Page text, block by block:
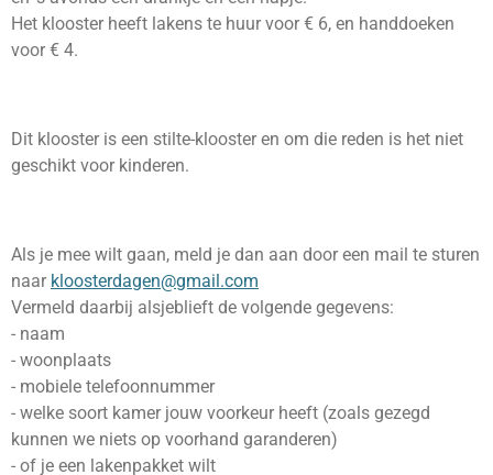
Het klooster heeft lakens te huur voor € 6, en handdoeken
voor € 4.
Dit klooster is een stilte-klooster en om die reden is het niet
geschikt voor kinderen.
Als je mee wilt gaan, meld je dan aan door een mail te sturen
naar kloosterdagen@gmail.com
Vermeld daarbij alsjeblieft de volgende gegevens:
- naam
- woonplaats
- mobiele telefoonnummer
- welke soort kamer jouw voorkeur heeft (zoals gezegd
kunnen we niets op voorhand garanderen)
- of je een lakenpakket wilt